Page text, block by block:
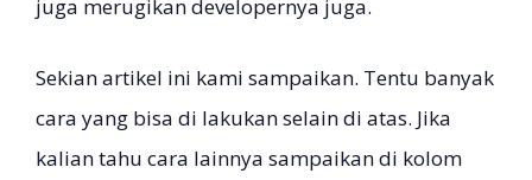
juga merugikan developernya juga.
Sekian artikel ini kami sampaikan. Tentu banyak
cara yang bisa di lakukan selain di atas. Jika
kalian tahu cara lainnya sampaikan di kolom